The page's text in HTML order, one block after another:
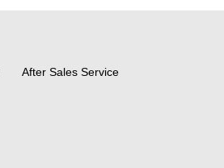
After Sales Service